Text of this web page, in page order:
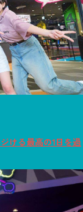
ける最高の1日を過